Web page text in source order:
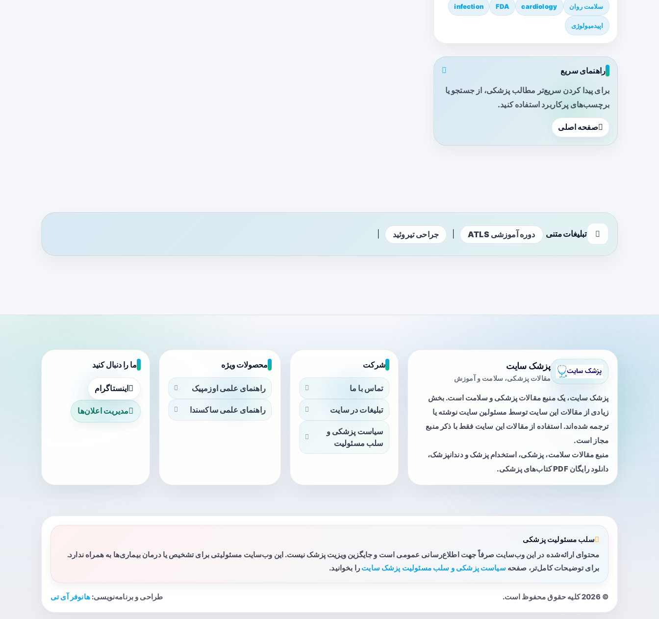
سلامت روان cardiology
FDA
infection
اپیدمیولوژی
راهنمای سریع
برای پیدا کردن سریع‌تر مطالب پزشکی، از جستجو یا
برچسب‌های پرکاربرد استفاده کنید.
صفحه اصلی
تبلیغات متنی دوره آموزشی ATLS جراحی تیروئید
پزشک سایت
مقالات پزشکی، سلامت و آموزش
پزشک سایت، یک منبع مقالات پزشکی و سلامت است. بخش
زیادی از مقالات این سایت توسط مسئولین سایت نوشته یا
ترجمه شده‌اند. استفاده از مقالات این سایت فقط با ذکر منبع
مجاز است.
منبع مقالات سلامت، پزشکی، استخدام پزشک و دندانپزشک،
دانلود رایگان PDF کتاب‌های پزشکی.
شرکت
تماس با ما
تبلیغات در سایت
سیاست پزشکی و
سلب مسئولیت
محصولات ویژه
راهنمای علمی اوزمپیک
راهنمای علمی ساکسندا
ما را دنبال کنید
اینستاگرام
مدیریت اعلان‌ها
سلب مسئولیت پزشکی
محتوای ارائه‌شده در این وب‌سایت صرفاً جهت اطلاع‌رسانی عمومی است و جایگزین ویزیت پزشک نیست. این وب‌سایت مسئولیتی برای تشخیص یا درمان بیماری‌ها به همراه ندارد.
برای توضیحات کامل‌تر، صفحه سیاست پزشکی و سلب مسئولیت پزشک سایت را بخوانید.
© 2026 کلیه حقوق محفوظ است. طراحی و برنامه‌نویسی:هانوفر آی تی